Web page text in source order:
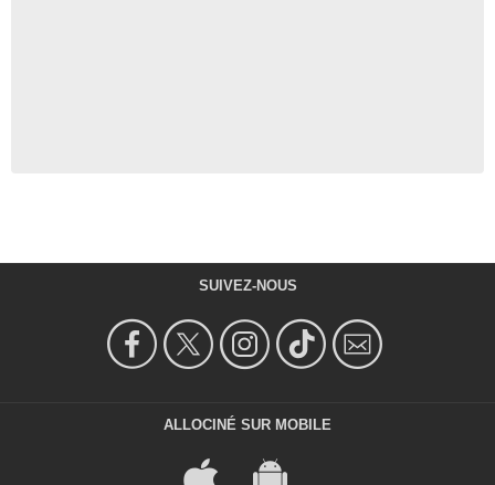
SUIVEZ-NOUS
ALLOCINÉ SUR MOBILE